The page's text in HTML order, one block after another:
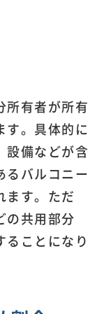
所有者が所有
す。具体的に
設備などが含
るバルコニー
ます。ただ
の共用部分
ることになり